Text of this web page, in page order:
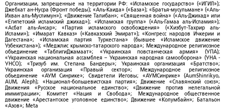
Организации, запрещенные на территории РФ: «Исламское государство» («ИГИЛ»);
Джебхат ан-Нусра (Фронт победы); «Аль-Каида» («База»); «Братья-мусульмане» («Аль-
Ихван аль-Муслимун»); «Движение Талибан»; «Священная война» («Аль-Джихад» или
«Египетский исламский джихад»); «Исламская группа» («Аль-Гамаа аль-Исламия»);
«Асбат аль-Ансар»; «Партия исламского освобождения» («Хизбут-Тахрир аль-
Ислами»); «Имарат Кавказ» («Кавказский Эмират»); «Конгресс народов Ичкерии и
Дагестана»; «Исламская партия Туркестана» (бывшее «Исламское движение
Узбекистана»); «Меджлис крымско-татарского народа»; Международное религиозное
объединение «ТаблигиДжамаат»; «Украинская повстанческая армия» (УПА);
«Украинская национальная ассамблея – Украинская народная самооборона» (УНА -
УНСО); «Тризуб им. Степана Бандеры»; Украинская организация «Братство»;
Украинская организация «Правый сектор»; Международное религиозное
объединение «АУМ Синрике»; Свидетели Иеговы; «АУМСинрике» (AumShinrikyo,
AUM, Aleph); «Национал-большевистская партия»; Движение «Славянский союз»;
Движения «Русское национальное единство»; «Движение против нелегальной
иммиграции»; Комитет «Нация и Свобода»; Международное общественное
движение «Арестантское уголовное единство»; Движение «Колумбайн»; Батальон
«Азов»; Meta